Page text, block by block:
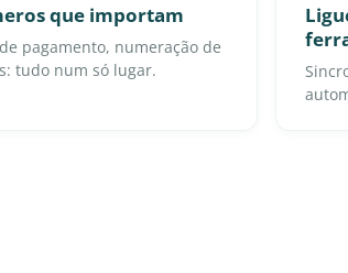
que importam
pagamento, numeração de
tudo num só lugar.